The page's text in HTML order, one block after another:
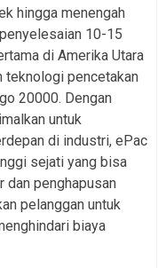
hingga menengah
10-15
di Amerika Utara
teknologi pencetakan
20000. Dengan
untuk
di industri, ePac
sejati yang bisa
dan penghapusan
pelanggan untuk
biaya